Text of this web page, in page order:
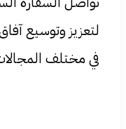
لتعزيز وتوسيع
في مختلف